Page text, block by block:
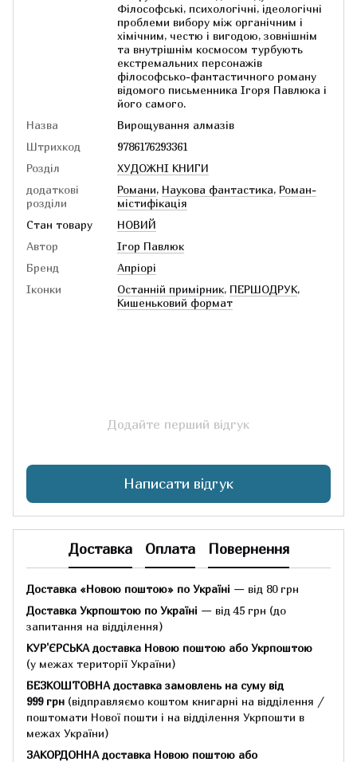
Філософські, психологічні, ідеологічні
проблеми вибору між органічним і
хімічним, честю і вигодою, зовнішнім
та внутрішнім космосом турбують
екстремальних персонажів
філософсько-фантастичного роману
відомого письменника Ігоря Павлюка і
його самого.
Назва
Вирощування алмазів
Штрихкод
9786176293361
Розділ
ХУДОЖНІ КНИГИ
додаткові
розділи
Романи, Наукова фантастика, Роман-
містифікація
Стан товару
НОВИЙ
Автор
Ігор Павлюк
Бренд
Апріорі
Іконки
Останній примірник, ПЕРШОДРУК,
Кишеньковий формат
Додайте перший відгук
Написати відгук
Доставка Оплата Повернення
Доставка «Новою поштою» по Україні — від 80 грн
Доставка Укрпоштою по Україні — від 45 грн (до
запитання на відділення)
КУР'ЄРСЬКА доставка Новою поштою або Укрпоштою
(у межах території України)
БЕЗКОШТОВНА доставка замовлень на суму від
999 грн (відправляємо коштом книгарні на відділення /
поштомати Нової пошти і на відділення Укрпошти в
межах України)
ЗАКОРДОННА доставка Новою поштою або